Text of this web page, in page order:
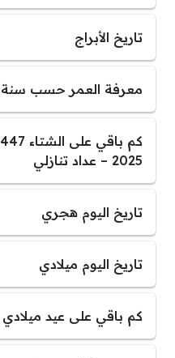
تاريخ الأبراج
معرفة العمر حسب سنة
2025 – عداد تنازلي
تاريخ اليوم هجري
تاريخ اليوم ميلادي
كم باقي على عيد ميلادي